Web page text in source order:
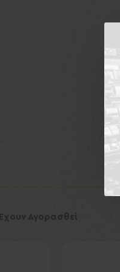
Έχουν Αγορασθεί